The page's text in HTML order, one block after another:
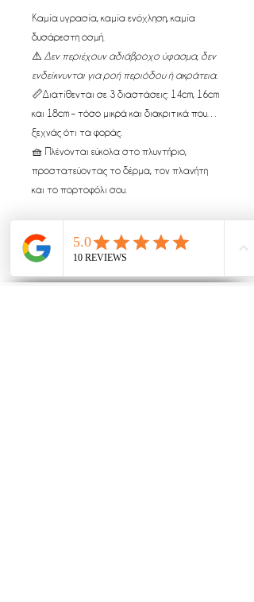
Καμία υγρασία, καμία ενόχληση, καμία
δυσάρεστη οσμή.
⚠️ Δεν περιέχουν αδιάβροχο ύφασμα, δεν
ενδείκνυνται για ροή περιόδου ή ακράτεια.
📏Διατίθενται σε 3 διαστάσεις: 14cm, 16cm
και 18cm – τόσο μικρά και διακριτικά που…
ξεχνάς ότι τα φοράς.
🧺 Πλένονται εύκολα στο πλυντήριο,
προστατεύοντας το δέρμα, τον πλανήτη
και το πορτοφόλι σου.